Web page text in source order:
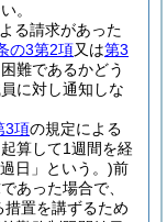
。
る請求があった
の3第2項又は第3
難であるかどう
に対し通知しな
3項の規定による
算して1週間を経
日」という。)前
あった場合で、
措置を講ずるため